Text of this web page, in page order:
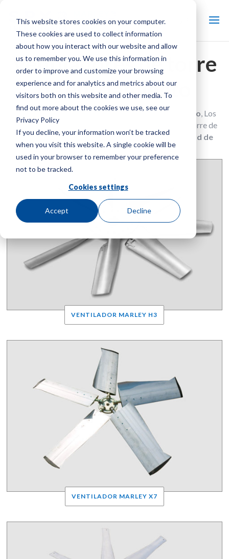
This website stores cookies on your computer.
These cookies are used to collect information
about how you interact with our website and allow
us to remember you. We use this information in
order to improve and customize your browsing
experience and for analytics and metrics about our
visitors both on this website and other media. To
find out more about the cookies we use, see our
Privacy Policy
If you decline, your information won’t be tracked
when you visit this website. A single cookie will be
used in your browser to remember your preference
not to be tracked.
Cookies settings
Accept Decline
Ventiladores de torre
de enfriamiento
Diseñado paraeficienteyoperación de bajo sonido, Los
ventiladores Marley aumentan el rendimiento de la torre de
enfriamiento con flujo de aire superiorycapacidad de
presióna velocidad reducida.
VENTILADOR MARLEY H3
VENTILADOR MARLEY X7